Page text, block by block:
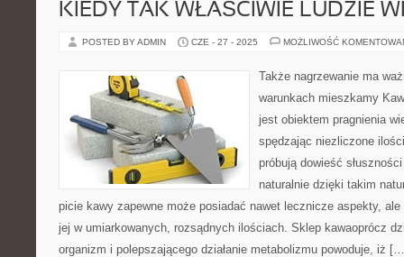
KIEDY TAK WŁAŚCIWIE LUDZIE
POSTED BY ADMIN CZE - 27 - 2025 MOŻLIWOŚĆ
Także nagrzewanie ma
warunkach mieszkamy
jest obiektem pragnienia
spędzając niezliczone
próbują dowieść
naturalnie dzięki takim
picie kawy zapewne może posiadać nawet lecznicze aspekty,
jej w umiarkowanych, rozsądnych ilościach. Sklep kawaoprócz
organizm i polepszającego działanie metabolizmu powoduje, iż